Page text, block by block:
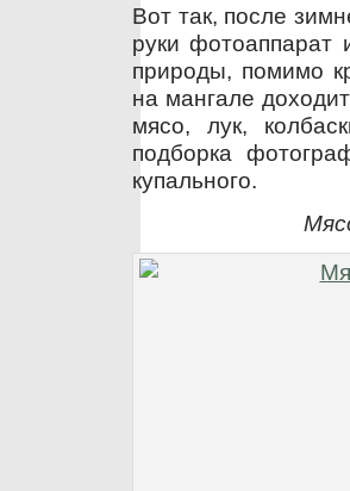
Вот так, после
руки
природы, помимо
на мангале
мясо, лук,
подборка
купального.